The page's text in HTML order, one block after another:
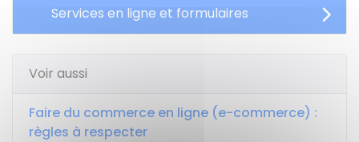
Services en ligne et formulaires
Voir aussi
Faire du commerce en ligne (e-commerce) :
règles à respecter